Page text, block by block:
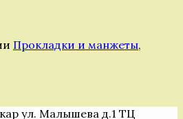
Прокладки и манжеты,
ул. Малышева д.1 ТЦ